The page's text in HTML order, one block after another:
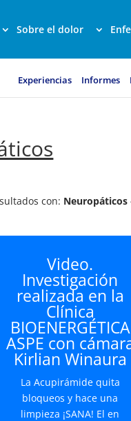
Sobre el dolor
Experiencias Informes
con: Neuropáticos
Video.
Investigación
realizada en la
Clínica
BIOENERGÉTICA
ASPE con
Kirlian Winaura
La Acupirámide quita
bloqueos y hace una
limpieza ¡SANA! El en